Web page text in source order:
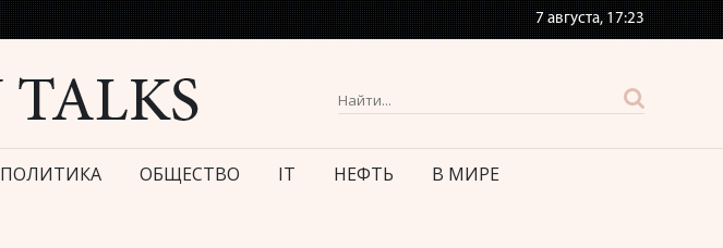
7 августа,17:23
ПОЛИТИКА ОБЩЕСТВО IT НЕФТЬ В МИРЕ